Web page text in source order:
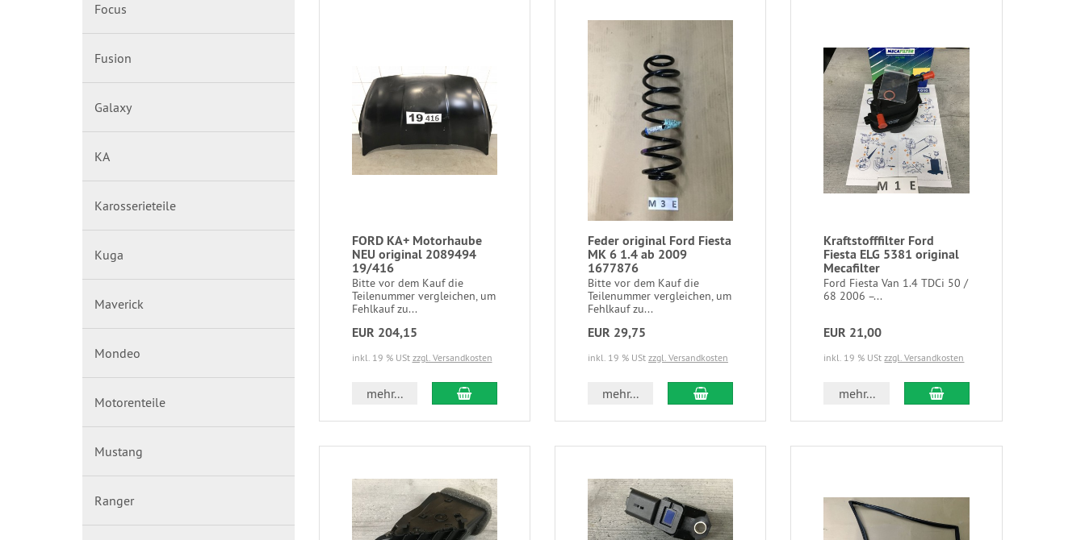
FORD KA+ Motorhaube
NEU original 2089494
19/416
Bitte vor dem Kauf die
Teilenummer vergleichen, um
Fehlkauf zu...
EUR 204,15
inkl. 19 % USt zzgl. Versandkosten
mehr...
Feder original Ford Fiesta
MK 6 1.4 ab 2009
1677876
Bitte vor dem Kauf die
Teilenummer vergleichen, um
Fehlkauf zu...
EUR 29,75
inkl. 19 % USt zzgl. Versandkosten
mehr...
Kraftstofffilter Ford
Fiesta ELG 5381 original
Mecafilter
Ford Fiesta Van 1.4 TDCi 50 /
68 2006 –...
EUR 21,00
inkl. 19 % UStzzgl. Versandkosten
mehr...
Focus
Fusion
Galaxy
KA
Karosserieteile
Kuga
Maverick
Mondeo
Motorenteile
Mustang
Ranger